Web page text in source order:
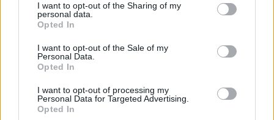
I want to opt-out of the Sharing of my
personal data.
Opted In
I want to opt-out of the Sale of my
Personal Data.
Opted In
I want to opt-out of processing my
Personal Data for Targeted Advertising.
Opted In